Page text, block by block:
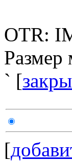
OTR:
Размер
` [
[